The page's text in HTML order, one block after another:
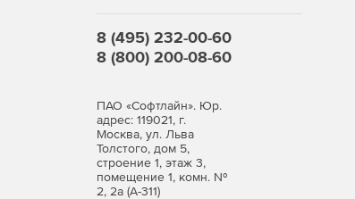
8 (495) 232-00-60
8 (800) 200-08-60
ПАО «Софтлайн». Юр.
адрес: 119021, г.
Москва, ул. Льва
Толстого, дом 5,
строение 1, этаж 3,
помещение 1, комн. №
2, 2а (А-311)